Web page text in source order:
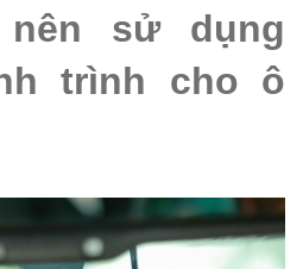
sử dụng
trình cho ô